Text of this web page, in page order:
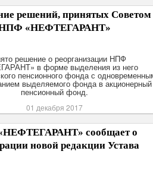
решений, принятых Советом
«НЕФТЕГАРАНТ»
решение о реорганизации НПФ
в форме выделения из него
пенсионного фонда с
выделяемого фонда в акционерный
пенсионный фонд.
01 декабря 2017
сообщает о
новой редакции Устава